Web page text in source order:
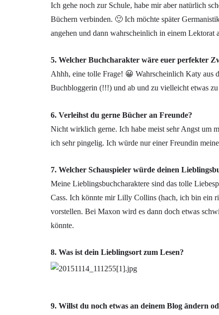
Ich gehe noch zur Schule, habe mir aber natürlich
Büchern verbinden. 🙂 Ich möchte später
angehen und dann wahrscheinlich in einem Lektorat
5. Welcher Buchcharakter wäre euer perfekter
Ahhh, eine tolle Frage! 😀 Wahrscheinlich Katy
Buchbloggerin (!!!) und ab und zu vielleicht etwas
6. Verleihst du gerne Bücher an Freunde?
Nicht wirklich gerne. Ich habe meist sehr Angst um
ich sehr pingelig. Ich würde nur einer Freundin
7. Welcher Schauspieler würde deinen
Meine Lieblingsbuchcharaktere sind das tolle
Cass. Ich könnte mir Lilly Collins (hach, ich bin ein
vorstellen. Bei Maxon wird es dann doch etwas
könnte.
8. Was ist dein Lieblingsort zum Lesen?
9. Willst du noch etwas an deinem Blog ändern